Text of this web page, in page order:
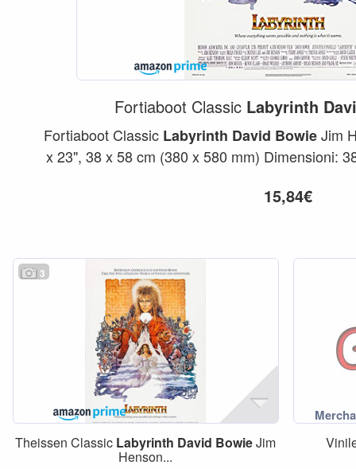
Fortiaboot Classic Labyrinth
Fortiaboot Classic Labyrinth David BowieJim
x 23", 38 x 58 cm (380 x 580 mm) Dimensioni:
15,84€
3
Theissen Classic Labyrinth David BowieJim
Henson...